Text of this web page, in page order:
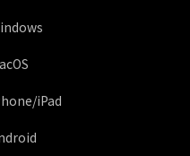
iPad